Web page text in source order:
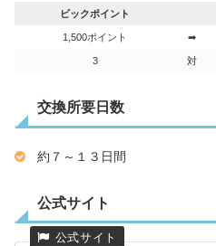
ビックポイント
1,500ポイント ➡
3 対
交換所要日数
約７～１３日間
公式サイト